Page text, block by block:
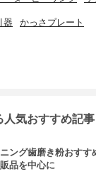
器 かっさプレート
人気おすすめ記事
ング歯磨き粉おすす
品を中心に